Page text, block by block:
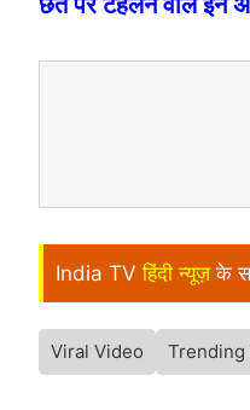
India TV हिंदी न्यूज़ के
Viral Video Trending